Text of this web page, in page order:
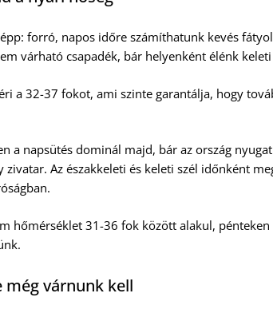
forró, napos időre számíthatunk kevés
várható csapadék, bár helyenként élénk
a 32-37 fokot, ami szinte garantálja, hogy
a napsütés dominál majd, bár az ország
Az északkeleti és keleti szél időnként
hőmérséklet 31-36 fok között alakul,
még várnunk kell